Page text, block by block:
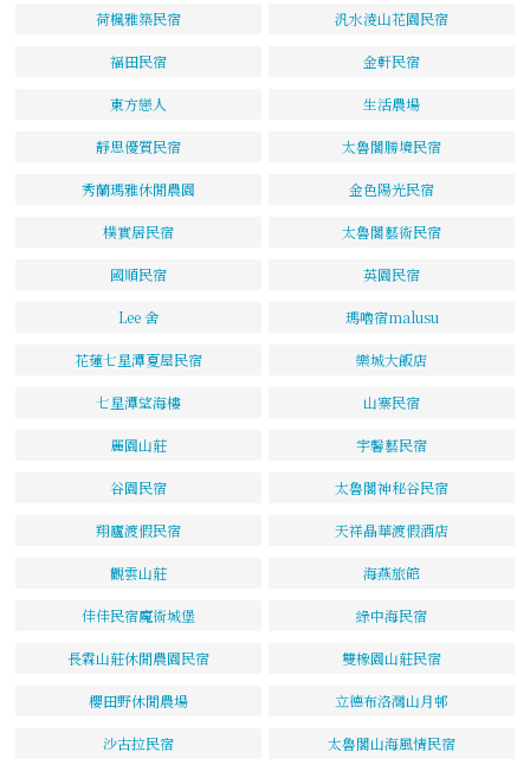
荷楓雅築民宿 汎水淩山花園民宿
福田民宿 金軒民宿
東方戀人 生活農場
靜思優質民宿 太魯閣勝境民宿
秀蘭瑪雅休閒農園 金色陽光民宿
樸實居民宿 太魯閣藝術民宿
國順民宿 英園民宿
Lee 舍 瑪嚕宿malusu
花蓮七星潭夏屋民宿 樂城大飯店
七星潭望海樓 山寨民宿
麗園山莊 宇馨藝民宿
谷園民宿 太魯閣神秘谷民宿
翔廬渡假民宿 天祥晶華渡假酒店
觀雲山莊 海燕旅館
佳佳民宿魔術城堡 綠中海民宿
長霖山莊休閒農園民宿 雙橡園山莊民宿
櫻田野休閒農場 立德布洛灣山月邨
沙古拉民宿 太魯閣山海風情民宿